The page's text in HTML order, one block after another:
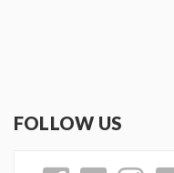
FOLLOW US